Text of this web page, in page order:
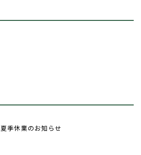
夏季休業のお知らせ